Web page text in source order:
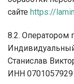
сайте https://
8.2. Оператором
Станислав
ИНН